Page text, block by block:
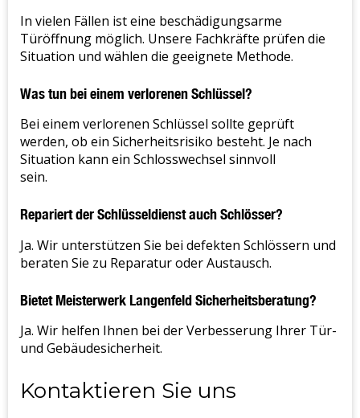
In vielen Fällen ist eine beschädigungsarme
Türöffnung möglich. Unsere Fachkräfte prüfen die
Situation und wählen die geeignete Methode.
Was tun bei einem verlorenen Schlüssel?
Bei einem verlorenen Schlüssel sollte geprüft
werden, ob ein Sicherheitsrisiko besteht. Je nach
Situation kann ein Schlosswechsel sinnvoll
sein.
Repariert der Schlüsseldienst auch Schlösser?
Ja. Wir unterstützen Sie bei defekten Schlössern und
beraten Sie zu Reparatur oder Austausch.
Bietet Meisterwerk Langenfeld Sicherheitsberatung?
Ja. Wir helfen Ihnen bei der Verbesserung Ihrer Tür-
und Gebäudesicherheit.
Kontaktieren Sie uns